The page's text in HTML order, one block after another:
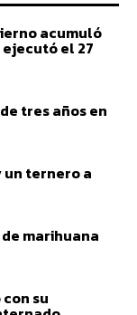
acumuló
el 27
tres años en
ternero a
marihuana
su